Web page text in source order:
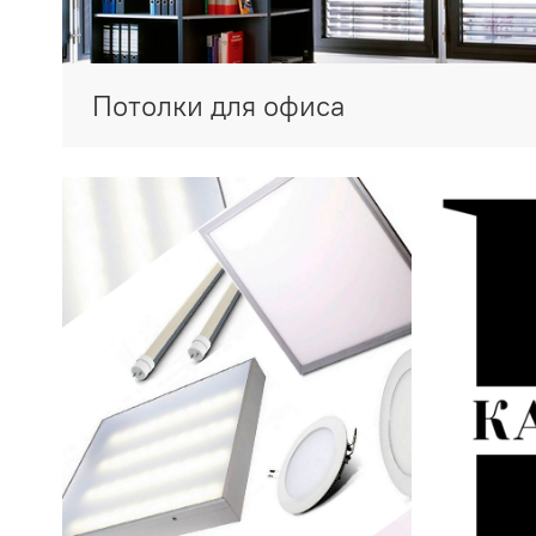
Потолки для офиса